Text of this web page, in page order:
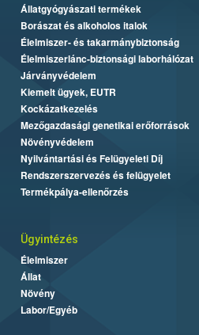
Állatgyógyászati termékek
Borászat és alkoholos italok
Élelmiszer- és takarmánybiztonság
Élelmiszerlánc-biztonsági laborhálózat
Járványvédelem
Kiemelt ügyek, EUTR
Kockázatkezelés
Mezőgazdasági genetikai erőforrások
Növényvédelem
Nyilvántartási és Felügyeleti Díj
Rendszerszervezés és felügyelet
Termékpálya-ellenőrzés
Ügyintézés
Élelmiszer
Állat
Növény
Labor/Egyéb